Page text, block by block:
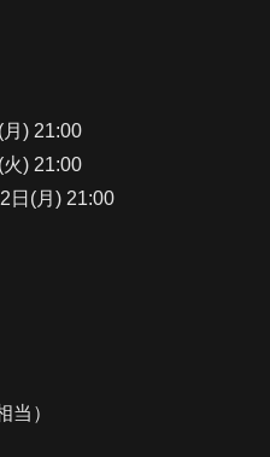
) 21:00
) 21:00
日(月) 21:00
当）